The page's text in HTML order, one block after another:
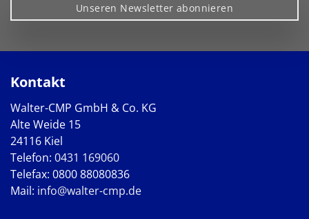
Unseren Newsletter abonnieren
Kontakt
Walter-CMP GmbH & Co. KG
Alte Weide 15
24116 Kiel
Telefon: 0431 169060
Telefax: 0800 88080836
Mail: info@walter-cmp.de